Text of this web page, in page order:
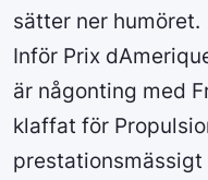
sätter ner humöret.
Inför Prix
är någonting med
klaffat för